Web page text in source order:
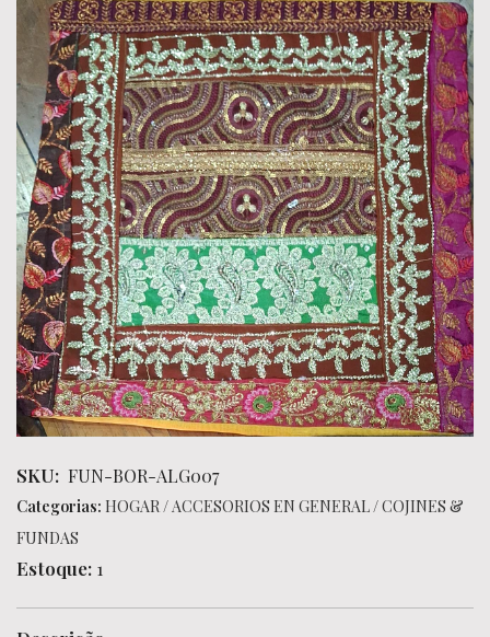
SKU: FUN-BOR-ALG007
Categorias: HOGAR/ACCESORIOS EN GENERAL/COJINES &
FUNDAS
Estoque: 1